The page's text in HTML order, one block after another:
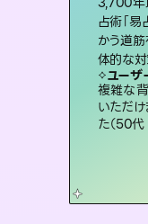
占術「
かう道
体的な対
ユーザ
複雑な
いただ
た（50代
い
と
ら
し